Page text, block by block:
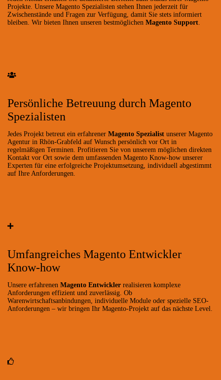
Projekte. Unsere Magento Spezialisten stehen Ihnen jederzeit für
Zwischenstände und Fragen zur Verfügung, damit Sie stets informiert
bleiben. Wir bieten Ihnen unseren bestmöglichen Magento Support
Persönliche Betreuung durch Magento
Spezialisten
Jedes Projekt betreut ein erfahrener Magento Spezialist unserer Magento
Agentur in Rhön-Grabfeld auf Wunsch persönlich vor Ort in
regelmäßigen Terminen. Profitieren Sie von unserem möglichen direkten
Kontakt vor Ort sowie dem umfassenden Magento Know-how unserer
Experten für eine erfolgreiche Projektumsetzung, individuell abgestimmt
auf Ihre Anforderungen.
Umfangreiches Magento Entwickler
Know-how
Unsere erfahrenen Magento Entwickler realisieren komplexe
Anforderungen effizient und zuverlässig. Ob
Warenwirtschaftsanbindungen, individuelle Module oder spezielle SEO-
Anforderungen – wir bringen Ihr Magento-Projekt auf das nächste Level.